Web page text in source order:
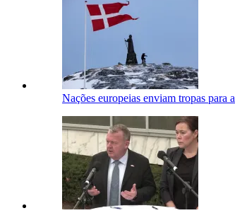
Nações europeias enviam tropas para